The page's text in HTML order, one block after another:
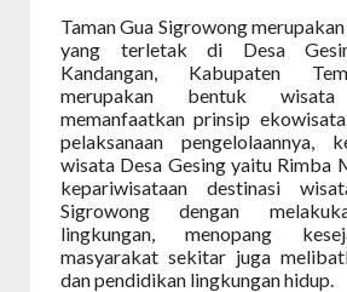
Taman Gua Sigrowong
yang terletak di Desa
Kandangan, Kabupaten
merupakan bentuk
memanfaatkan prinsip
pelaksanaan pengelolaannya,
wisata Desa Gesing yaitu Rimba
kepariwisataan destinasi
Sigrowong dengan
lingkungan, menopang
masyarakat sekitar juga
dan pendidikan lingkungan hidup.